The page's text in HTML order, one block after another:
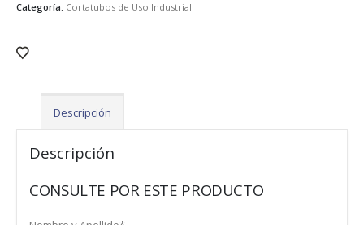
Categoría: Cortatubos de Uso Industrial
Descripción
Descripción
CONSULTE POR ESTE PRODUCTO